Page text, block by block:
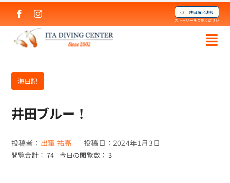
content
🤿｜井田海況速報
ストーリーをご覧ください
海日記
井田ブルー！
投稿者： 出竃 祐亮 — 投稿日：2024年1月3日
閲覧合計： 74 今日の閲覧数： 3